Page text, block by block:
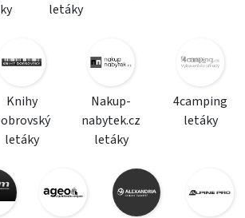
letáky
Knihy
letáky
Nakup-
nabytek.cz
letáky
4camping
letáky